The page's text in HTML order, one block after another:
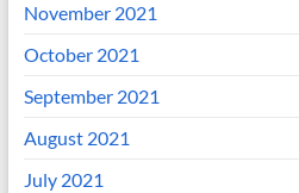
November 2021
October 2021
September 2021
August 2021
July 2021